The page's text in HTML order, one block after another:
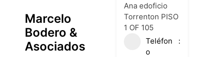
Marcelo
Bodero &
Asociados
Ana edoficio
Torrenton PISO
1 OF 105
Teléfon
o